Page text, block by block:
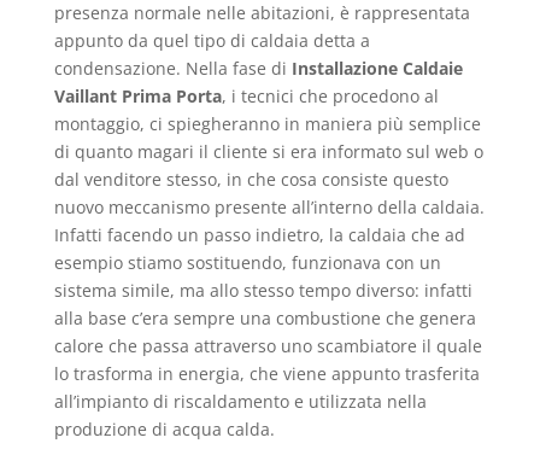
presenza normale nelle abitazioni, è rappresentata
appunto da quel tipo di caldaia detta a
condensazione. Nella fase di Installazione Caldaie
Vaillant Prima Porta, i tecnici che procedono al
montaggio, ci spiegheranno in maniera più semplice
di quanto magari il cliente si era informato sul web o
dal venditore stesso, in che cosa consiste questo
nuovo meccanismo presente all’interno della caldaia.
Infatti facendo un passo indietro, la caldaia che ad
esempio stiamo sostituendo, funzionava con un
sistema simile, ma allo stesso tempo diverso: infatti
alla base c’era sempre una combustione che genera
calore che passa attraverso uno scambiatore il quale
lo trasforma in energia, che viene appunto trasferita
all’impianto di riscaldamento e utilizzata nella
produzione di acqua calda.